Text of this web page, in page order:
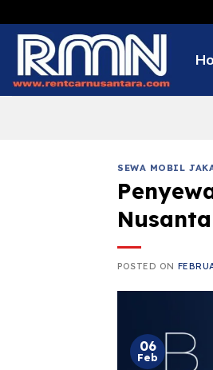
to
content
SEWA MOBIL
POSTED ON
06
Feb